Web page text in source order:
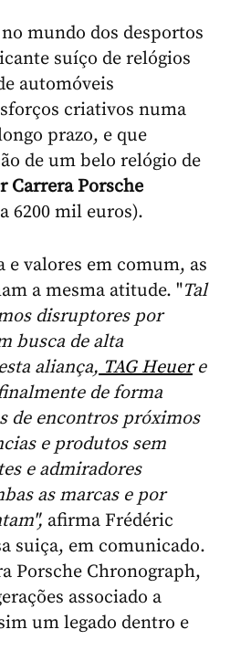
mundo dos desportos
suíço de relógios
automóveis
criativos numa
prazo, e que
de um belo relógio de
Carrera Porsche
6200 mil euros).
valores em comum, as
a mesma atitude. "Tal
disruptores por
busca de alta
aliança,TAG Heuere
de forma
de encontros próximos
e produtos sem
e admiradores
as marcas e por
afirma Frédéric
suiça, em comunicado.
Porsche Chronograph,
associado a
um legado dentro e